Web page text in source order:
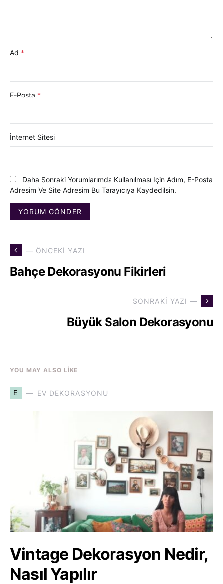
Ad *
E-Posta *
İnternet Sitesi
Daha Sonraki Yorumlarımda Kullanılması Için Adım, E-Posta
Adresim Ve Site Adresim Bu Tarayıcıya Kaydedilsin.
— ÖNCEKI YAZI
Bahçe Dekorasyonu Fikirleri
SONRAKI YAZI —
Büyük Salon Dekorasyonu
YOU MAY ALSO LIKE
E EV DEKORASYONU
Vintage Dekorasyon Nedir,
Nasıl Yapılır